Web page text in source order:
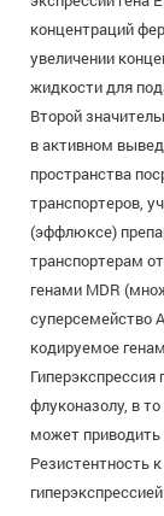
концентраций
увеличении
жидкости для
Второй
в активном
пространства
транспортеров,
(эффлюксе)
транспортерам
генами MDR
суперсемейство
кодируемое
Гиперэкспрессия
флуконазолу, в
может
Резистентность